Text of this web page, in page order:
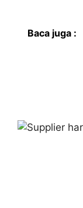
Baca juga :